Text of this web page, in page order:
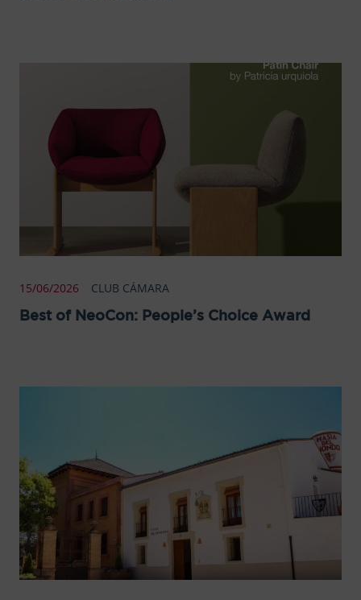
15/06/2026 CLUB CÁMARA
Best of NeoCon: People’s Choice Award